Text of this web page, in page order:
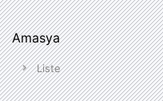
Amasya
Liste